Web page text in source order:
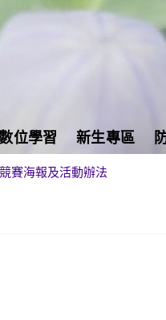
位學習 新生專區
賽海報及活動辦法